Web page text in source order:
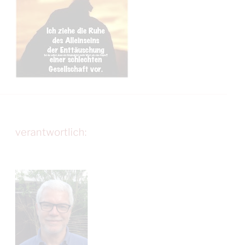
verantwortlich: